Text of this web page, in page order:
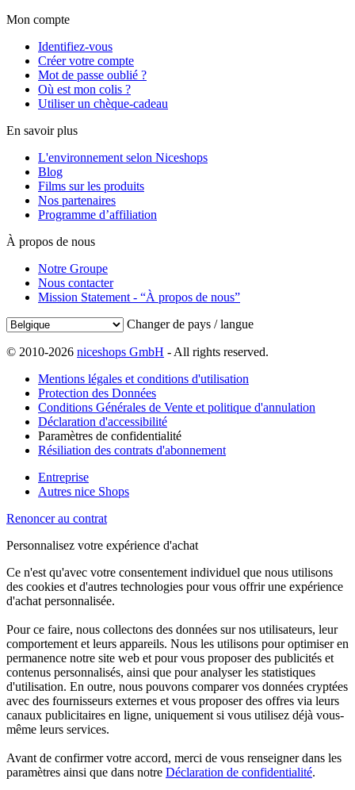
Mon compte
Identifiez-vous
Créer votre compte
Mot de passe oublié ?
Où est mon colis ?
Utiliser un chèque-cadeau
En savoir plus
L'environnement selon Niceshops
Blog
Films sur les produits
Nos partenaires
Programme d’affiliation
À propos de nous
Notre Groupe
Nous contacter
Mission Statement - “À propos de nous”
Changer de pays / langue
© 2010-2026 niceshops GmbH - All rights reserved.
Mentions légales et conditions d'utilisation
Protection des Données
Conditions Générales de Vente et politique d'annulation
Déclaration d'accessibilité
Paramètres de confidentialité
Résiliation des contrats d'abonnement
Entreprise
Autres nice Shops
Renoncer au contrat
Personnalisez votre expérience d'achat
Ce n'est qu'avec votre consentement individuel que nous utilisons
des cookies et d'autres technologies pour vous offrir une expérience
d'achat personnalisée.
Pour ce faire, nous collectons des données sur nos utilisateurs, leur
comportement et leurs appareils. Nous les utilisons pour optimiser en
permanence notre site web et pour vous proposer des publicités et
contenus personnalisés, ainsi que pour analyser les statistiques
d'utilisation. En outre, nous pouvons comparer vos données cryptées
avec des fournisseurs externes et vous proposer des offres via leurs
canaux publicitaires en ligne, uniquement si vous utilisez déjà vous-
même leurs services.
Avant de confirmer votre accord, merci de vous renseigner dans les
paramètres ainsi que dans notre Déclaration de confidentialité.